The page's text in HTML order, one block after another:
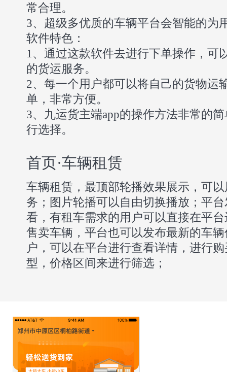
常合理。
3、超级多优质的车辆平台会智能的为
软件特色：
1、通过这款软件去进行下单操作，可
的货运服务。
2、每一个用户都可以将自己的货物运
单，非常方便。
3、九运货主端app的操作方法非常的
行选择。
首页·车辆租赁
车辆租赁，最顶部轮播效果展示，可
务；图片轮播可以自由切换播放；平
看，有租车需求的用户可以直接在平
售卖车辆，平台也可以发布最新的车
户，可以在平台进行查看详情，进行
型，价格区间来进行筛选；